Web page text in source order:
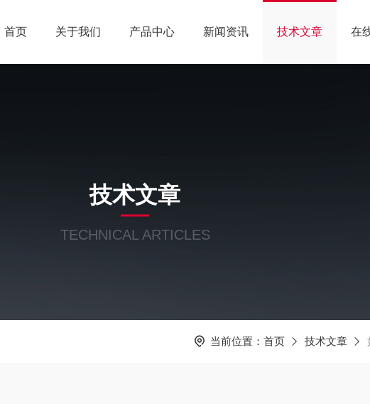
首页 关于我们 产品中心 新闻资讯 技术文章 在
技术文章
TECHNICAL ARTICLES
当前位置： 首页 技术文章